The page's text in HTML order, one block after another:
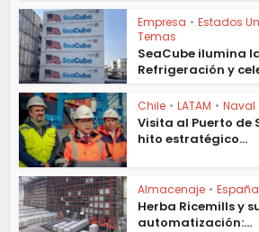
Empresa • Estados
Temas
SeaCube ilumina
Refrigeración y
Chile • LATAM • Naval
Visita al Puerto de
hito estratégico...
Almacenaje • España
Herba Ricemills y
automatización:...